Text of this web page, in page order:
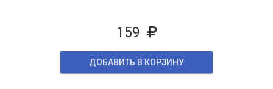
159
ДОБАВИТЬ В КОРЗИНУ